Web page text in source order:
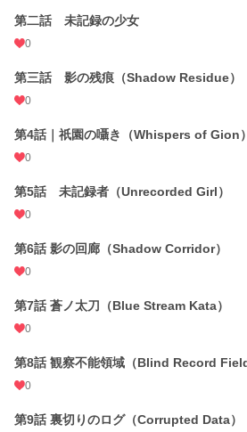
第二話 未記録の少女
0
第三話 影の残痕（Shadow Residue）
0
第4話｜祇園の囁き（Whispers of Gion）
0
第5話 未記録者（Unrecorded Girl）
0
第6話 影の回廊（Shadow Corridor）
0
第7話 蒼ノ太刀（Blue Stream Kata）
0
第8話 観察不能領域（Blind Record Field
0
第9話 裏切りのログ（Corrupted Data）